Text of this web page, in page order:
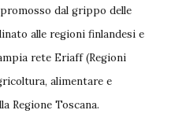
dal grippo delle
alle regioni finlandesi e
rete Eriaff (Regioni
alimentare e
Regione Toscana.